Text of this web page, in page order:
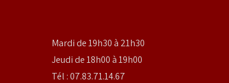
Mardi de 19h30 à 21h30
Jeudi de 18h00 à 19h00
Tél : 07.83.71.14.67